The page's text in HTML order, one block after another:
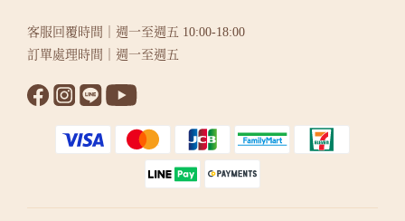
客服回覆時間｜週一至週五 10:00-18:00
訂單處理時間｜週一至週五